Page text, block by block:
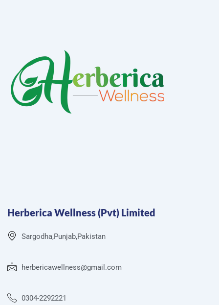
Herberica Wellness (Pvt) Limited
Sargodha,Punjab,Pakistan
herbericawellness@gmail.com
0304-2292221